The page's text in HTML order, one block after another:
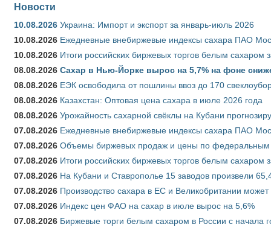
Новости
10.08.2026 Украина: Импорт и экспорт за январь-июль 2026
10.08.2026 Ежедневные внебиржевые индексы сахара ПАО
10.08.2026 Итоги российских биржевых торгов белым сахаром
08.08.2026 Сахар в Нью-Йорке вырос на 5,7% на фоне
08.08.2026 ЕЭК освободила от пошлины ввоз до 170
08.08.2026 Казахстан: Оптовая цена сахара в июле 2026 года
08.08.2026 Урожайность сахарной свёклы на Кубани
07.08.2026 Ежедневные внебиржевые индексы сахара ПАО
07.08.2026 Объемы биржевых продаж и цены по федеральным
07.08.2026 Итоги российских биржевых торгов белым сахаром
07.08.2026 На Кубани и Ставрополье 15 заводов произвели
07.08.2026 Производство сахара в ЕС и Великобритании
07.08.2026 Индекс цен ФАО на сахар в июле вырос на 5,6%
07.08.2026 Биржевые торги белым сахаром в России с начала